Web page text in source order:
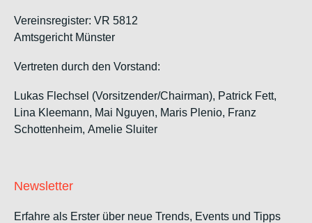
Vereinsregister: VR 5812
Amtsgericht Münster
Vertreten durch den Vorstand:
Lukas Flechsel (Vorsitzender/Chairman), Patrick Fett,
Lina Kleemann, Mai Nguyen, Maris Plenio, Franz
Schottenheim, Amelie Sluiter
Newsletter
Erfahre als Erster über neue Trends, Events und Tipps